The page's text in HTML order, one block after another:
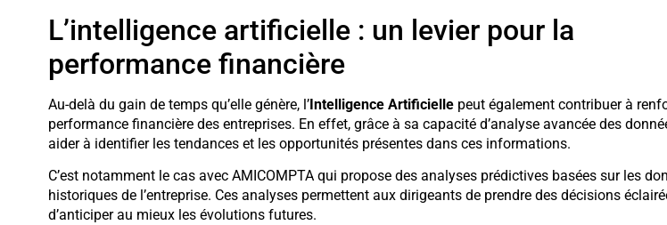
L’intelligence artificielle : un levier pour la
performance financière
Au-delà du gain de temps qu’elle génère, l’Intelligence Artificiellepeut également contribuer à
performance financière des entreprises. En effet, grâce à sa capacité d’analyse avancée des
aider à identifier les tendances et les opportunités présentes dans ces informations.
C’est notamment le cas avec AMICOMPTA qui propose des analyses prédictives basées sur les
historiques de l’entreprise. Ces analyses permettent aux dirigeants de prendre des décisions
d’anticiper au mieux les évolutions futures.